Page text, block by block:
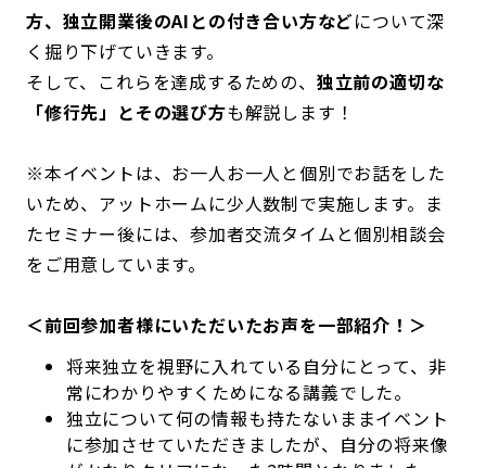
方、独立開業後のAIとの付き合い方などについて深
く掘り下げていきます。
そして、これらを達成するための、 独立前の適切な
「修行先」とその選び方も解説します！
※本イベントは、お一人お一人と個別でお話をした
いため、アットホームに少人数制で実施します。ま
たセミナー後には、参加者交流タイムと個別相談会
をご用意しています。
＜前回参加者様にいただいたお声を一部紹介！＞
将来独立を視野に入れている自分にとって、非
常にわかりやすくためになる講義でした。
独立について何の情報も持たないままイベント
に参加させていただきましたが、自分の将来像